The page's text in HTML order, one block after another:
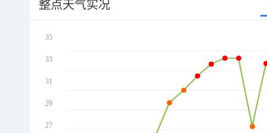
整点天气实况
35
33
31
29
27